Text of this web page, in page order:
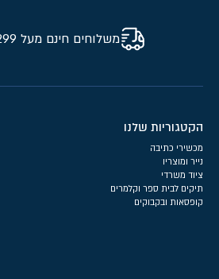
משלוחים חינם מעל 299 ₪
הקטגוריות שלנו
מכשירי כתיבה
נייר ומוצריו
ציוד משרדי
תיקים לבית ספר וקלמרים
קופסאות ובקבוקים